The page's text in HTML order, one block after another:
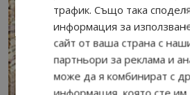
трафик. Също така
информация за
сайт от ваша страна с
партньори за реклама и
може да я комбинират с
информация, която сте им